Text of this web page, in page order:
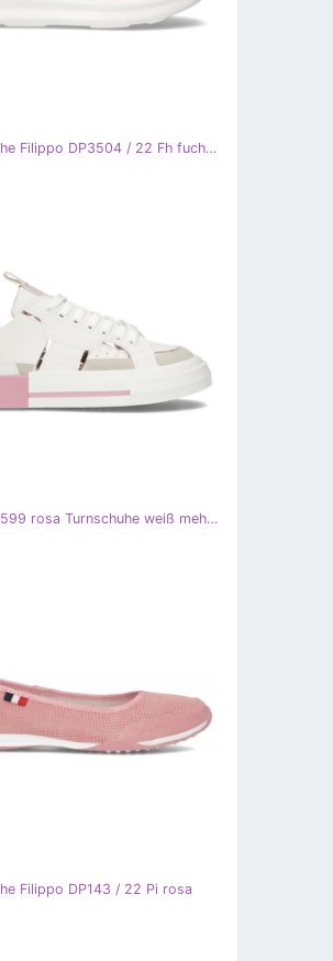
Lederschuhe Filippo DP3504 / 22 Fh fuchsia rosa
Filippo GG599 rosa Turnschuhe weiß mehrfarbig
Filippo DP143 / 22 Pi rosa